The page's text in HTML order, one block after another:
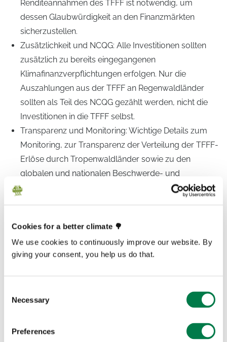
Cookies for a better climate 🌳
We use cookies to continuously improve our website. By
giving your consent, you help us do that.
Selection
Necessary
Preferences
Renditeannahmen des TFFF ist notwendig, um
dessen Glaubwürdigkeit an den Finanzmärkten
sicherzustellen.
Zusätzlichkeit und NCQG: Alle Investitionen sollten
zusätzlich zu bereits eingegangenen
Klimafinanzverpflichtungen erfolgen. Nur die
Auszahlungen aus der TFFF an Regenwaldländer
sollten als Teil des NCQG gezählt werden, nicht die
Investitionen in die TFFF selbst.
Transparenz und Monitoring: Wichtige Details zum
Monitoring, zur Transparenz der Verteilung der TFFF-
Erlöse durch Tropenwaldländer sowie zu den
globalen und nationalen Beschwerde- und
Rechtsbehelfsmechanismen sollten in die offizielle
sollten mit der vorgesehenen Sanktion von 140 US-
Dollar belegt werden, nicht nur die durch Feuer
verursachten Schäden.
Integrität zu priorisieren. Eine Teilzahlung für
Menschenrechte: Die TFFF-Charta sollte explizite